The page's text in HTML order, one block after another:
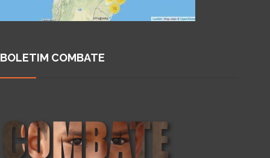
BOLETIM COMBATE